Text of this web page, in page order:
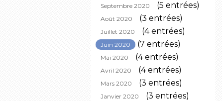
Septembre 2020 (5 entrées)
Août 2020 (3 entrées)
Juillet 2020 (4 entrées)
Juin 2020 (7 entrées)
Mai 2020 (4 entrées)
Avril 2020 (4 entrées)
Mars 2020 (3 entrées)
Janvier 2020
(3 entrées)